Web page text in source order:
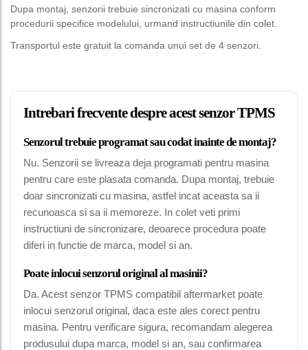
Dupa montaj, senzorii trebuie sincronizati cu masina conform
procedurii specifice modelului, urmand instructiunile din colet.
Transportul este gratuit la comanda unui set de 4 senzori.
Intrebari frecvente despre acest senzor TPMS
Senzorul trebuie programat sau codat inainte de montaj?
Nu. Senzorii se livreaza deja programati pentru masina
pentru care este plasata comanda. Dupa montaj, trebuie
doar sincronizati cu masina, astfel incat aceasta sa ii
recunoasca si sa ii memoreze. In colet veti primi
instructiuni de sincronizare, deoarece procedura poate
diferi in functie de marca, model si an.
Poate inlocui senzorul original al masinii?
Da. Acest senzor TPMS compatibil aftermarket poate
inlocui senzorul original, daca este ales corect pentru
masina. Pentru verificare sigura, recomandam alegerea
produsului dupa marca, model si an, sau confirmarea